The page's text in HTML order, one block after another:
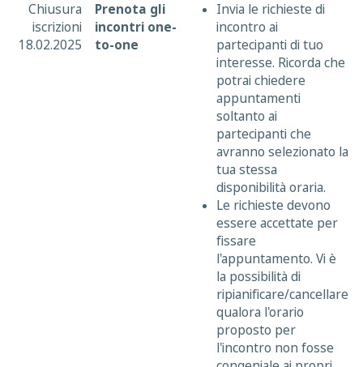
Chiusura
iscrizioni
18.02.2025
Prenota gli
incontri one-
to-one
Invia le richieste di
incontro ai
partecipanti di tuo
interesse. Ricorda che
potrai chiedere
appuntamenti
soltanto ai
partecipanti che
avranno selezionato la
tua stessa
disponibilità oraria.
Le richieste devono
essere accettate per
fissare
l'appuntamento. Vi è
la possibilità di
ripianificare/cancellare
qualora l'orario
proposto per
l'incontro non fosse